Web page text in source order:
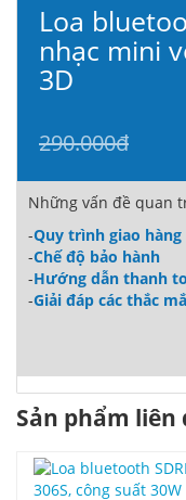
Loa
nhạc mini
3D
290.000đ
Những vấn đề quan
-Quy trình giao hàng
-Chế độ bảo hành
-Hướng dẫn thanh
-Giải đáp các thắc
Sản phẩm liên